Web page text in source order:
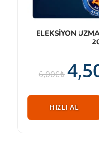
ELEKSİYON
6,000₺
HIZLI AL